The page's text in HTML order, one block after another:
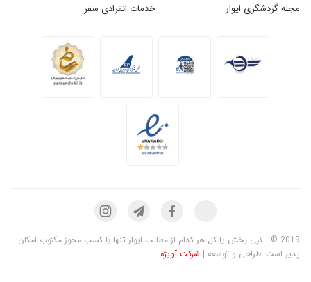
مجله گردشگری ایوار
خدمات انفرادی سفر
2019 ©
کپی بخش یا کل هر کدام از مطالب ایوار تنها با کسب مجوز مکتوب امکان
پذیر است. طراحی و توسعه | شرکت آویژه